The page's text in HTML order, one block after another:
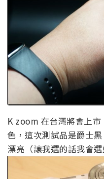
K zoom 在台灣將會上
色，這次測試品是爵士
漂亮（讓我選的話我會選